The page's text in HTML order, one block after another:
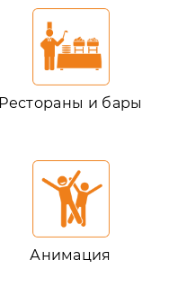
Рестораны и бары
Анимация